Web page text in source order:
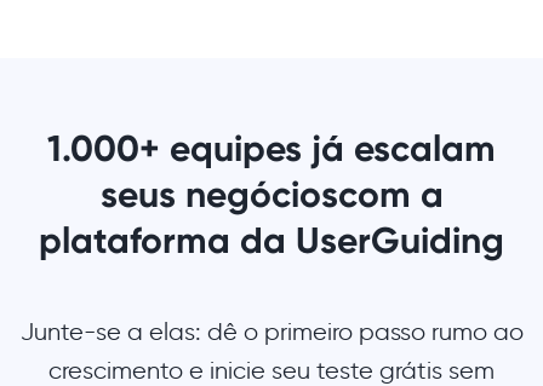
1.000+ equipes já escalam
seus negócioscom a
plataforma da UserGuiding
Junte-se a elas: dê o primeiro passo rumo ao
crescimento e inicie seu teste grátis sem